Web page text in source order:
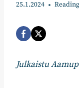
25.1.2024
Julkaistu